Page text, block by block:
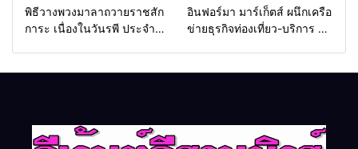
พิธีวางพวงมาลาถวายราชสัก
การะ เนื่องในวันรพี ประจำปี
อินฟอร์มา มาร์เก็ตส์ ผนึกเครือ
ข่ายธุรกิจท่องเที่ยว-บริการ จัด